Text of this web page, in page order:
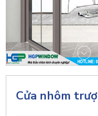
Cửa nhôm